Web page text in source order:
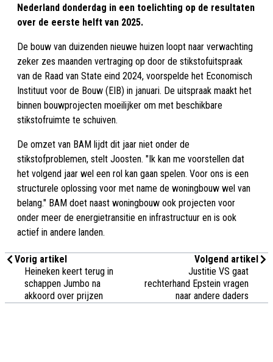
Nederland donderdag in een toelichting op de resultaten
over de eerste helft van 2025.
De bouw van duizenden nieuwe huizen loopt naar verwachting
zeker zes maanden vertraging op door de stikstofuitspraak
van de Raad van State eind 2024, voorspelde het Economisch
Instituut voor de Bouw (EIB) in januari. De uitspraak maakt het
binnen bouwprojecten moeilijker om met beschikbare
stikstofruimte te schuiven.
De omzet van BAM lijdt dit jaar niet onder de
stikstofproblemen, stelt Joosten. "Ik kan me voorstellen dat
het volgend jaar wel een rol kan gaan spelen. Voor ons is een
structurele oplossing voor met name de woningbouw wel van
belang." BAM doet naast woningbouw ook projecten voor
onder meer de energietransitie en infrastructuur en is ook
actief in andere landen.
Vorig artikel
Heineken keert terug in
schappen Jumbo na
akkoord over prijzen
Volgend artikel
Justitie VS gaat
rechterhand Epstein vragen
naar andere daders